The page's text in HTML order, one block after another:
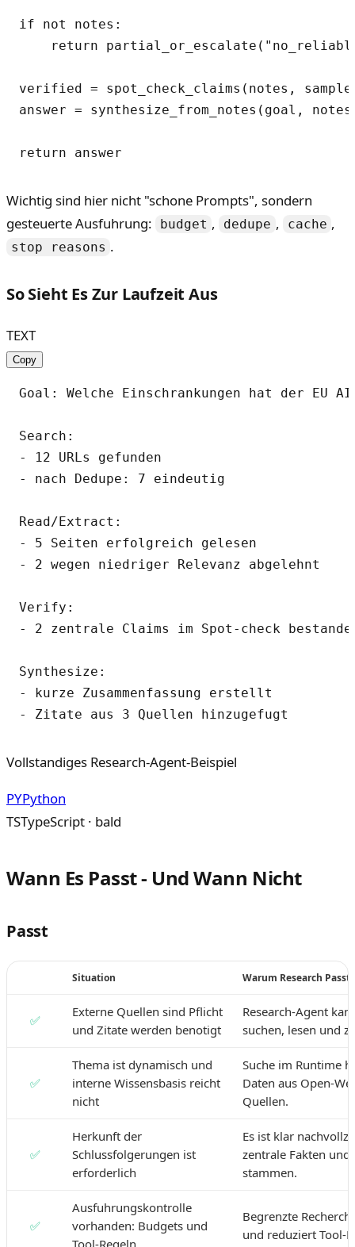
if not notes:
return
verified = spot_check_claims(notes,
answer = synthesize_from_notes(goal,
Wichtig sind hier nicht "schone Prompts", sondern
gesteuerte Ausfuhrung:
budget , dedupe , cache ,
stop reasons .
So Sieht Es Zur Laufzeit Aus
TEXT
Copy
Goal: Welche Einschrankungen hat der EU
Search:
- 12 URLs gefunden
- nach Dedupe: 7 eindeutig
Read/Extract:
- 5 Seiten erfolgreich gelesen
- 2 wegen niedriger Relevanz abgelehnt
Verify:
- 2 zentrale Claims im Spot-check
Synthesize:
- kurze Zusammenfassung erstellt
Vollstandiges Research-Agent-Beispiel
PYPython
TSTypeScript · bald
Wann Es Passt - Und Wann Nicht
Passt
Situation Warum Research Passt
✅
Externe Quellen sind Pflicht
und Zitate werden benotigt
Research-Agent
suchen, lesen und
✅
Thema ist dynamisch und
interne Wissensbasis reicht
nicht
Suche im Runtime
Daten aus Open-
Quellen.
✅
Herkunft der
Schlussfolgerungen ist
erforderlich
Es ist klar
zentrale Fakten und
stammen.
✅
Ausfuhrungskontrolle
vorhanden: Budgets und
Tool-Regeln
Begrenzte
und reduziert Tool-